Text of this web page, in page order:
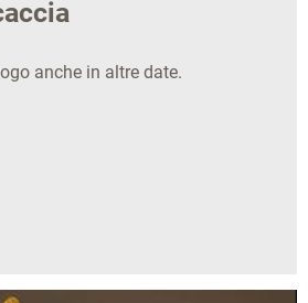
anche in altre date.